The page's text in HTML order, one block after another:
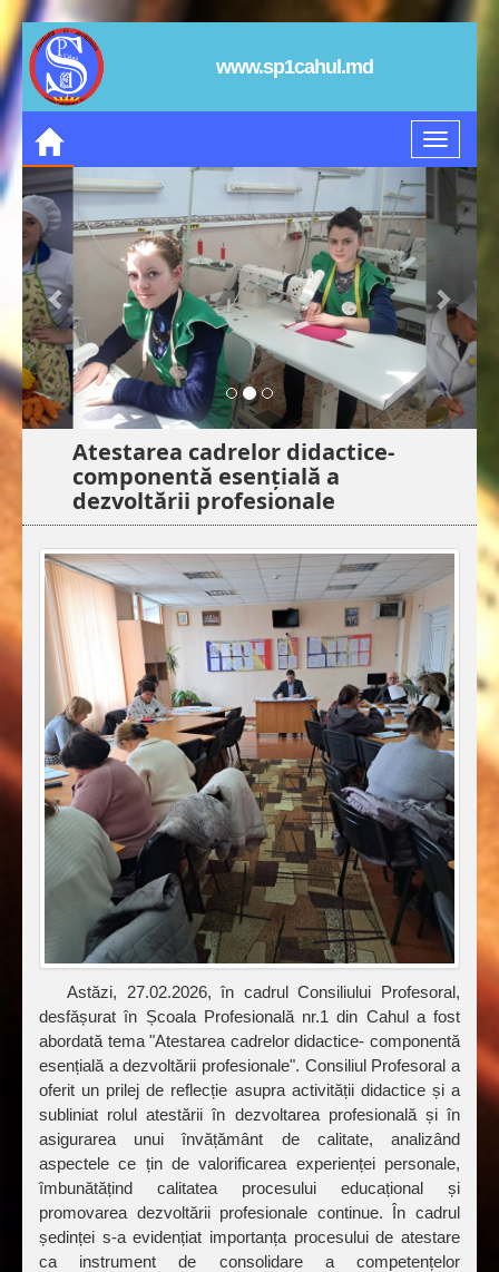
www.sp1cahul.md
Atestarea cadrelor didactice-
componentă esențială a
dezvoltării profesionale
Astăzi, 27.02.2026, în cadrul Consiliului Profesoral,
desfășurat în Școala Profesională nr.1 din Cahul a fost
abordată tema "Atestarea cadrelor didactice- componentă
esențială a dezvoltării profesionale". Consiliul Profesoral a
oferit un prilej de reflecție asupra activității didactice și a
subliniat rolul atestării în dezvoltarea profesională și în
asigurarea unui învățământ de calitate, analizând
aspectele ce țin de valorificarea experienței personale,
îmbunătățind calitatea procesului educațional și
promovarea dezvoltării profesionale continue. În cadrul
ședinței s-a evidențiat importanța procesului de atestare
ca instrument de consolidare a competențelor